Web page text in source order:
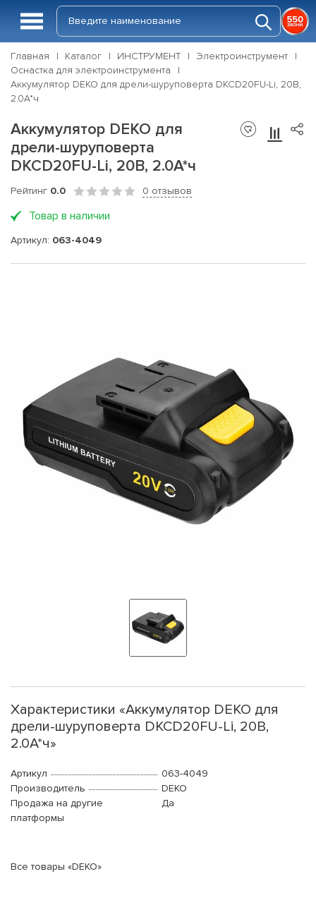
Главная Каталог ИНСТРУМЕНТ
Электроинструмент
Оснастка для электроинструмента
Аккумулятор DEKO для дрели-шуруповерта DKCD20FU-Li, 20В,
2.0А*ч
Аккумулятор DEKO для
дрели-шуруповерта
DKCD20FU-Li, 20В, 2.0А*ч
Рейтинг 0.0 0 отзывов
Товар в наличии
Артикул: 063-4049
Характеристики «Аккумулятор DEKO для
дрели-шуруповерта DKCD20FU-Li, 20В,
2.0А*ч»
Артикул
063-4049
Производитель
DEKO
Продажа на другие
платформы
Да
Все товары «DEKO»